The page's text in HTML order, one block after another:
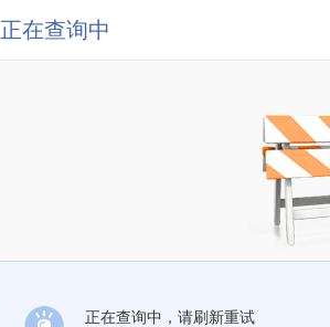
正在查询中
正在查询中，请刷新重试